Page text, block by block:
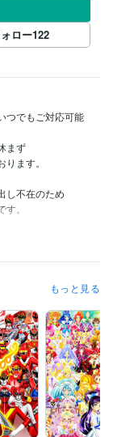
ロー122
つでもご対応可能
まず
ます。
し不在のため
。
変化し不規則で
年
もっと見る